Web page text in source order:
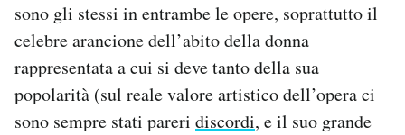
sono gli stessi in entrambe le opere, soprattutto il
celebre arancione dell’abito della donna
rappresentata a cui si deve tanto della sua
popolarità (sul reale valore artistico dell’opera ci
sono sempre stati pareri discordi, e il suo grande